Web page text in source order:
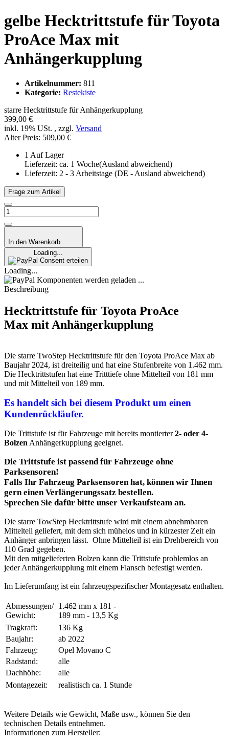
gelbe Hecktrittstufe für Toyota
ProAce Max mit
Anhängerkupplung
Artikelnummer: 811
Kategorie: Restekiste
starre Hecktrittstufe für Anhängerkupplung
399,00 €
inkl. 19% USt. , zzgl. Versand
Alter Preis: 509,00 €
1 Auf Lager
Lieferzeit: ca. 1 Woche(Ausland abweichend)
Lieferzeit: 2 - 3 Arbeitstage (DE - Ausland abweichend)
Frage zum Artikel
In den Warenkorb
Loading...
Consent erteilen
Loading...
Komponenten werden geladen ...
Beschreibung
Hecktrittstufe für Toyota ProAce
Max mit Anhängerkupplung
Die starre TwoStep Hecktrittstufe für den Toyota ProAce Max ab
Baujahr 2024, ist dreiteilig und hat eine Stufenbreite von 1.462 mm.
Die Hecktrittstufen hat eine Tritttiefe ohne Mittelteil von 181 mm
und mit Mittelteil von 189 mm.
Es handelt sich bei diesem Produkt um einen
Kundenrückläufer.
Die Trittstufe ist für Fahrzeuge mit bereits montierter2- oder 4-
Bolzen Anhängerkupplung geeignet.
Die Trittstufe ist passend für Fahrzeuge ohne
Parksensoren!
Falls Ihr Fahrzeug Parksensoren hat, können wir Ihnen
gern einen Verlängerungssatz bestellen.
Sprechen Sie dafür bitte unser Verkaufsteam an.
Die starre TowStep Hecktrittstufe wird mit einem abnehmbaren
Mittelteil geliefert, mit dem sich mühelos und in kürzester Zeit ein
Anhänger anbringen lässt. Ohne Mittelteil ist ein Drehbereich von
110 Grad gegeben.
Mit den mitgelieferten Bolzen kann die Trittstufe problemlos an
jeder Anhängerkupplung mit einem Flansch befestigt werden.
Im Lieferumfang ist ein fahrzeugspezifischer Montagesatz enthalten.
Abmessungen/
Gewicht:
1.462 mm x 181 -
189 mm - 13,5 Kg
Tragkraft:
136 Kg
Baujahr:
ab 2022
Fahrzeug:
Opel Movano C
Radstand:
alle
Dachhöhe:
alle
Montagezeit:
realistisch ca. 1 Stunde
Weitere Details wie Gewicht, Maße usw., können Sie den
technischen Details entnehmen.
Informationen zum Hersteller: